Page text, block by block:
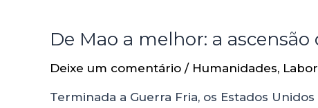
De Mao a melhor: a
Deixe um comentário / Humanidades,
Terminada a Guerra Fria, os Estados